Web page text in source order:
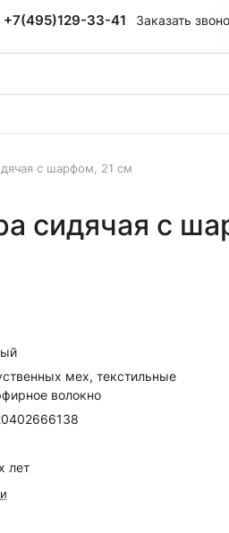
+7(495)129-33-41 Заказать
с шарфом, 21 см
сидячая с
мех, текстильные
волокно
лет